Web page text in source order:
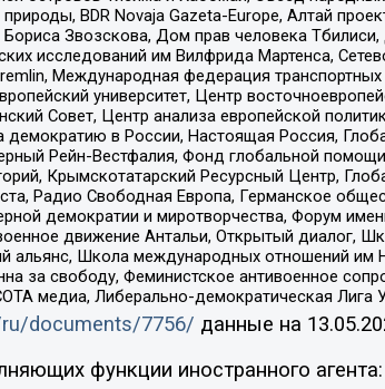
BDR Novaja Gazeta-Europe, Алтай
Звозскова, Дом прав человека
исследований им Вилфрида Мартенса,
Международная федерация
университет, Центр
Совет, Центр анализа европейской
в России, Настоящая Россия,
Рейн-Вестфалия, Фонд глобальной
Крымскотатарский Ресурсный Центр,
Радио Свободная Европа, Германское
демократии и миротворчества, Форум
движение Антальи, Открытый диалог,
альянс, Школа международных отношений
за свободу, Феминистское антивоенное
медиа, Либерально-демократическая Лига
documents/7756/ данные на
функции иностранного агента: